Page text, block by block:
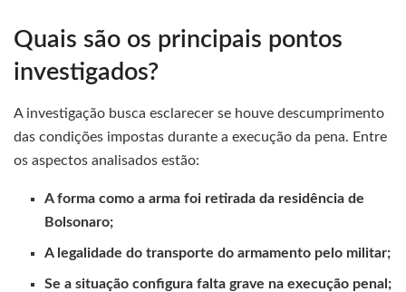
Quais são os principais pontos
investigados?
A investigação busca esclarecer se houve descumprimento
das condições impostas durante a execução da pena. Entre
os aspectos analisados estão:
A forma como a arma foi retirada da residência de
Bolsonaro;
A legalidade do transporte do armamento pelo militar;
Se a situação configura falta grave na execução penal;